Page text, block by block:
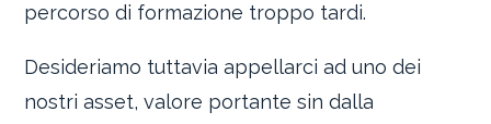
percorso di formazione troppo tardi.
Desideriamo tuttavia appellarci ad uno dei
nostri asset, valore portante sin dalla